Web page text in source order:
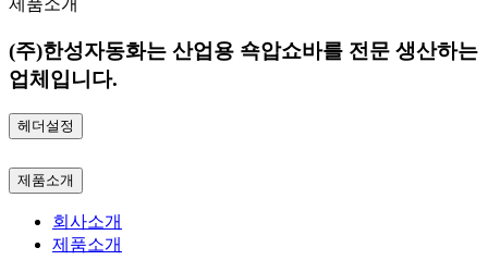
(주)한성자동화는 산업용 쇽압쇼바를 전문 생산하는
업체입니다.
헤더설정
제품소개
회사소개
제품소개